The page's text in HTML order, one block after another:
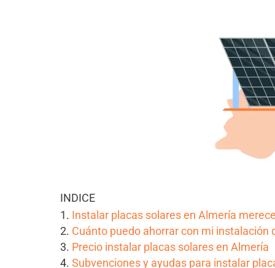
INDICE
Instalar placas solares en Almería
Cuánto puedo ahorrar con mi instalación
Precio instalar placas solares en Almería
Subvenciones y ayudas para instalar